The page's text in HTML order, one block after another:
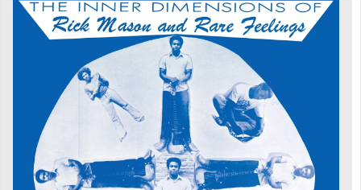
商品情報へスキ
ップ